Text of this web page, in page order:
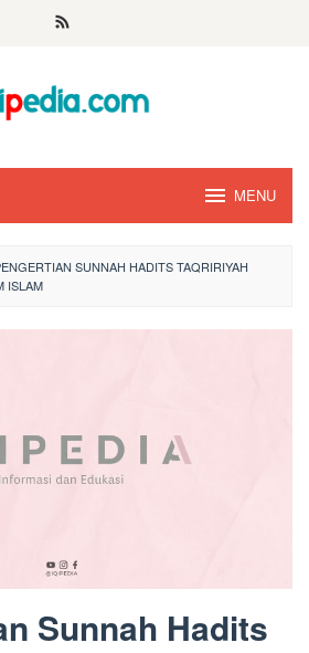
MENU
SUNNAH HADITS TAQRIRIYAH
ISLAM
Sunnah Hadits